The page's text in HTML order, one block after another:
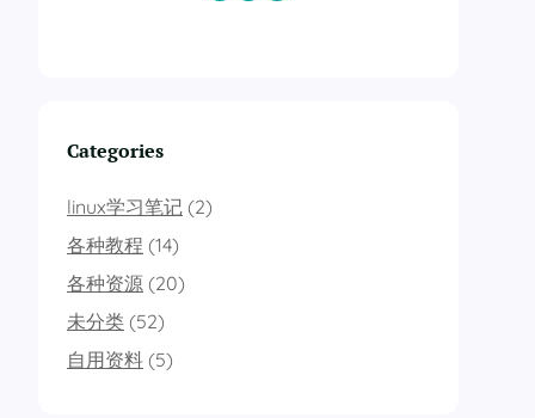
Categories
linux学习笔记 (2)
各种教程 (14)
各种资源 (20)
未分类 (52)
自用资料 (5)